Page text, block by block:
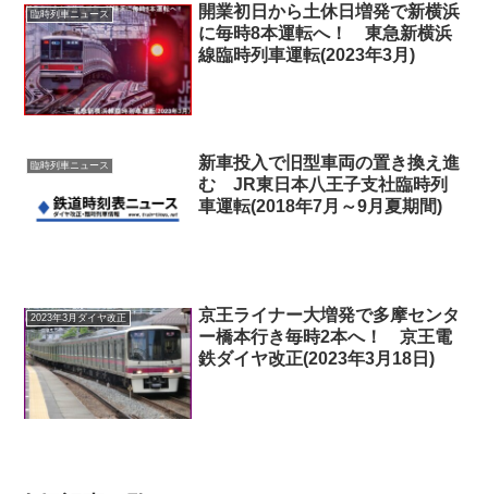
臨時列車ニュース
開業初日から土休日増発で新横浜
に毎時8本運転へ！ 東急新横浜
線臨時列車運転(2023年3月)
臨時列車ニュース
新車投入で旧型車両の置き換え進
む JR東日本八王子支社臨時列
車運転(2018年7月～9月夏期間)
2023年3月ダイヤ改正
京王ライナー大増発で多摩センタ
ー橋本行き毎時2本へ！ 京王電
鉄ダイヤ改正(2023年3月18日)